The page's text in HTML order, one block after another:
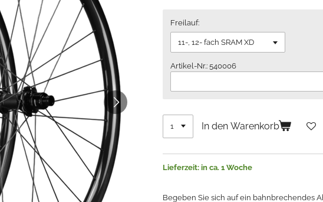
Freilauf:
Artikel-Nr.: 540006
In den Warenkorb
Lieferzeit: in ca. 1 Woche
Begeben Sie sich auf ein bahnbrechendes